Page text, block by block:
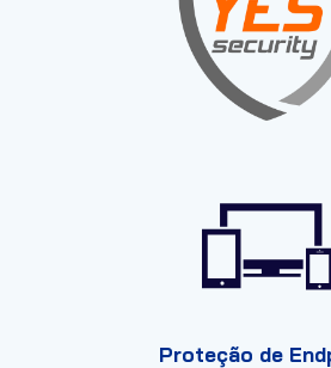
Proteção de